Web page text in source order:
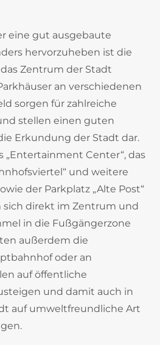
eine gut ausgebaute
hervorzuheben ist die
Zentrum der Stadt
an verschiedenen
sorgen für zahlreiche
stellen einen guten
Erkundung der Stadt dar.
„Entertainment Center“, das
und weitere
der Parkplatz „Alte Post“
sich direkt im Zentrum und
in die Fußgängerzone
außerdem die
oder an
auf öffentliche
und damit auch in
auf umweltfreundliche Art